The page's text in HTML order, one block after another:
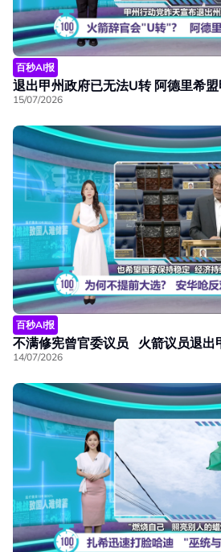
百秒AI报
退出甲州政府已无法U转 阿德里希
15/07/2026
百秒AI报
不满修宪曾官委议员 火箭议员退出
14/07/2026